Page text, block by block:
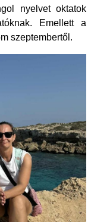
nyelvet oktatok
Emellett a
szeptembertől.